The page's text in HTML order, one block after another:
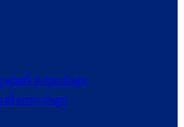
များ၏ စကားသံများ
း၏စကားသံများ